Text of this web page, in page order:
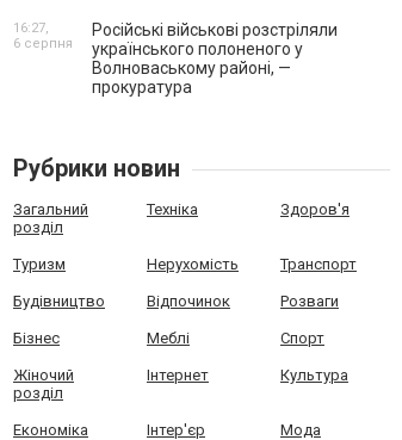
Російські військові розстріляли
українського полоненого у
Волноваському районі, —
прокуратура
16:27,
6 серпня
Рубрики новин
Загальний
розділ
Техніка Здоров'я
Туризм Нерухомість Транспорт
Будівництво Відпочинок Розваги
Бізнес Меблі Спорт
Жіночий
розділ
Інтернет Культура
Економіка Інтер'єр Мода